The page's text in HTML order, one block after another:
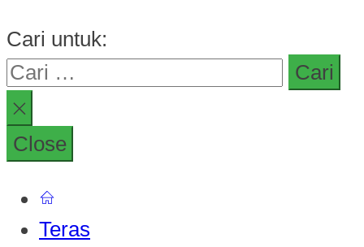
Cari untuk:
Close
Teras